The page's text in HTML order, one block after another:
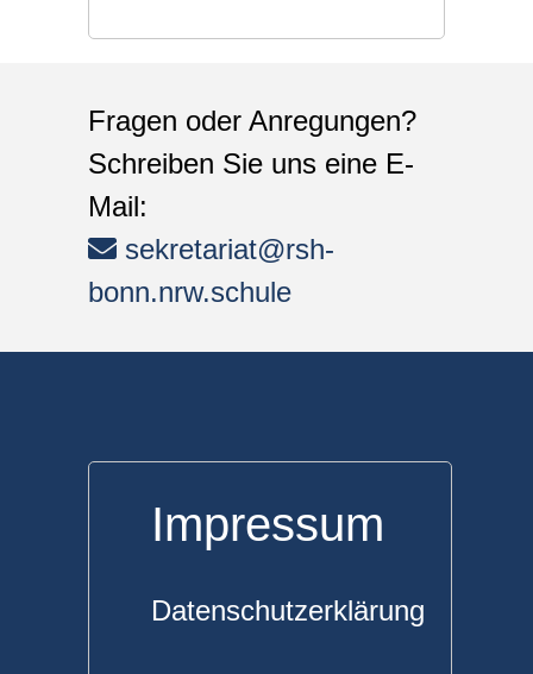
Fragen oder Anregungen?
Schreiben Sie uns eine E-
Mail:
sekretariat@rsh-
bonn.nrw.schule
Impressum
Datenschutzerklärung